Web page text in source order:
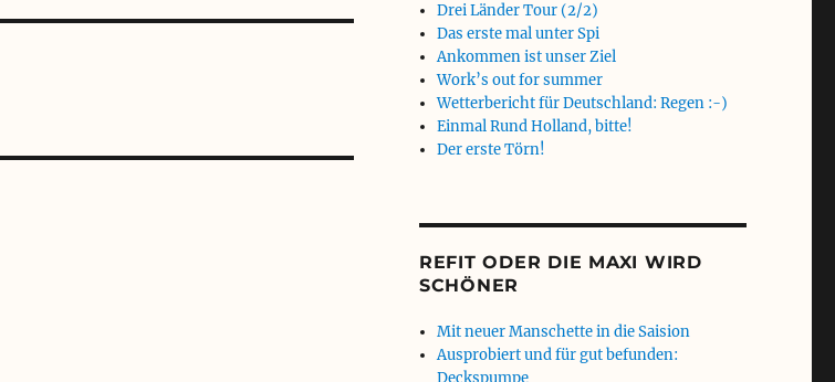
Drei Länder Tour (2/2)
Das erste mal unter Spi
Ankommen ist unser Ziel
Work’s out for summer
Wetterbericht für Deutschland: Regen :-)
Einmal Rund Holland, bitte!
Der erste Törn!
REFIT ODER DIE MAXI WIRD
SCHÖNER
Mit neuer Manschette in die Saision
Ausprobiert und für gut befunden:
Deckspumpe